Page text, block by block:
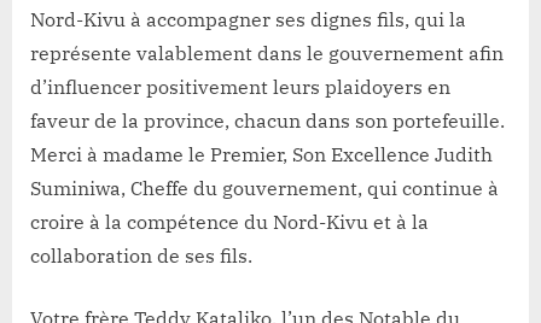
Nord-Kivu à accompagner ses dignes fils, qui la
représente valablement dans le gouvernement afin
d’influencer positivement leurs plaidoyers en
faveur de la province, chacun dans son portefeuille.
Merci à madame le Premier, Son Excellence Judith
Suminiwa, Cheffe du gouvernement, qui continue à
croire à la compétence du Nord-Kivu et à la
collaboration de ses fils.